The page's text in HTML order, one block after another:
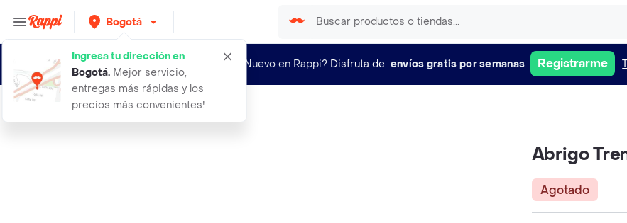
Bogotá
Ingresa tu dirección en
Bogotá. Mejor servicio,
entregas más rápidas y los
precios más convenientes!
¿Nuevo en Rappi? Disfruta de envíos gratis por semanas Registrarme
abrigo trench fluid camel talla l m
Abrigo
Agotado